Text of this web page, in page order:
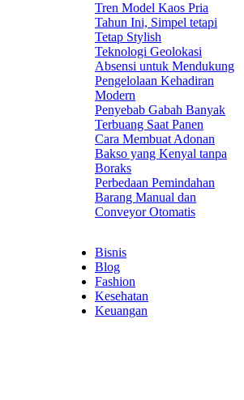
Tren Model Kaos Pria
Tahun Ini, Simpel tetapi
Tetap Stylish
Teknologi Geolokasi
Absensi untuk Mendukung
Pengelolaan Kehadiran
Modern
Penyebab Gabah Banyak
Terbuang Saat Panen
Cara Membuat Adonan
Bakso yang Kenyal tanpa
Boraks
Perbedaan Pemindahan
Barang Manual dan
Conveyor Otomatis
Bisnis
Blog
Fashion
Kesehatan
Keuangan